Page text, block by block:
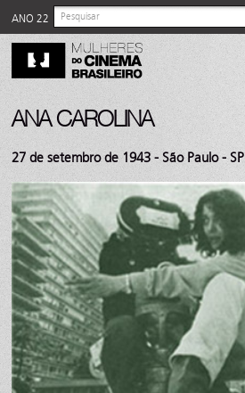
ANO 22
ANA CAROLINA
27 de setembro de 1943 - São Paulo - SP